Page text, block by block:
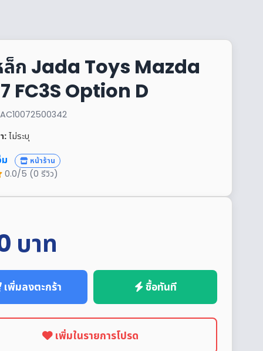
ล็ก Jada Toys Mazda
FC3S Option D
: ไม่ระบุ
ม หน้าร้าน
0.0/5 (0 รีวิว)
บาท
เพิ่มลงตะกร้า ซื้อทันที
เพิ่มในรายการโปรด